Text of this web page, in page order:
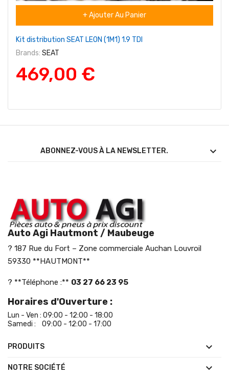
+ Ajouter Au Panier
Kit distribution SEAT LEON (1M1) 1.9 TDI
Brands: SEAT
469,00 €
ABONNEZ-VOUS À LA NEWSLETTER. 
Auto Agi Hautmont / Maubeuge
? 187 Rue du Fort – Zone commerciale Auchan Louvroil
59330 **HAUTMONT**
? **Téléphone :** 03 27 66 23 95
Horaires d'Ouverture :
Lun - Ven : 09:00 - 12:00 - 18:00
Samedi : 09:00 - 12:00 - 17:00
PRODUITS 
NOTRE SOCIÉTÉ 